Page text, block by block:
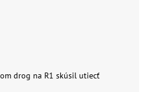
drog na R1 skúsil utiecť